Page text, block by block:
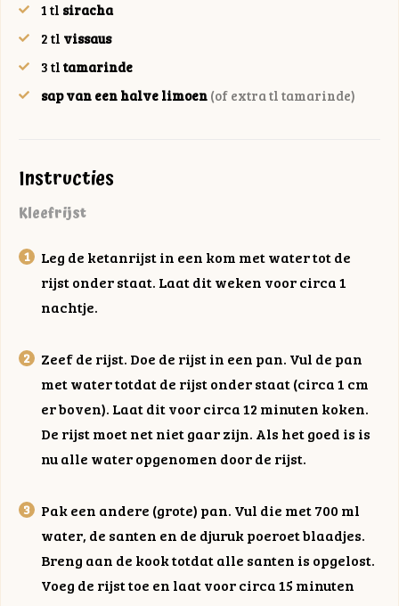
1 tl siracha
2 tl vissaus
3 tl tamarinde
sap van een halve limoen (of extra tl tamarinde)
Instructies
Kleefrijst
Leg de ketanrijst in een kom met water tot de
rijst onder staat. Laat dit weken voor circa 1
nachtje.
Zeef de rijst. Doe de rijst in een pan. Vul de pan
met water totdat de rijst onder staat (circa 1 cm
er boven). Laat dit voor circa 12 minuten koken.
De rijst moet net niet gaar zijn. Als het goed is is
nu alle water opgenomen door de rijst.
Pak een andere (grote) pan. Vul die met 700 ml
water, de santen en de djuruk poeroet blaadjes.
Breng aan de kook totdat alle santen is opgelost.
Voeg de rijst toe en laat voor circa 15 minuten